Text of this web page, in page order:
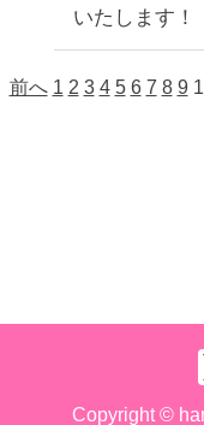
いたします！
前へ 1 2 3 4 5 6 7 8 9
Copyright ©